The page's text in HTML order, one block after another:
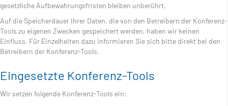
gesetzliche Aufbewahrungsfristen bleiben unberührt.
Auf die Speicherdauer Ihrer Daten, die von den Betreibern der Konferenz-
Tools zu eigenen Zwecken gespeichert werden, haben wir keinen
Einfluss. Für Einzelheiten dazu informieren Sie sich bitte direkt bei den
Betreibern der Konferenz-Tools.
Eingesetzte Konferenz-Tools
Wir setzen folgende Konferenz-Tools ein: